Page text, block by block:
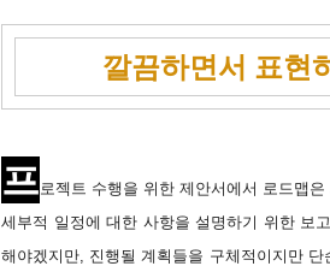
깔끔하면서 표현
프로젝트 수행을 위한 제안서에서 로드맵
세부적 일정에 대한 사항을 설명하기 위한 보
해야겠지만, 진행될 계획들을 구체적이지만